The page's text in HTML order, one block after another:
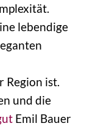
lebendige
ist.
und die
Emil Bauer